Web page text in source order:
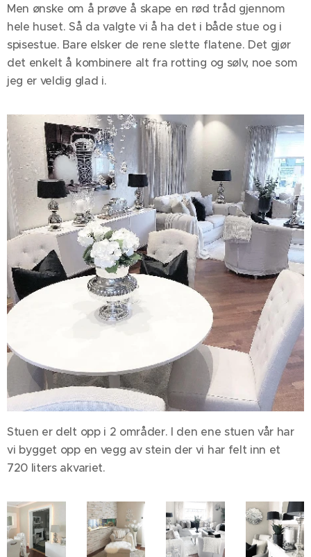
Men ønske om å prøve å skape en rød tråd gjennom
hele huset. Så da valgte vi å ha det i både stue og i
spisestue. Bare elsker de rene slette flatene. Det gjør
det enkelt å kombinere alt fra rotting og sølv, noe som
jeg er veldig glad i.
Stuen er delt opp i 2 områder. I den ene stuen vår har
vi bygget opp en vegg av stein der vi har felt inn et
720 liters akvariet.